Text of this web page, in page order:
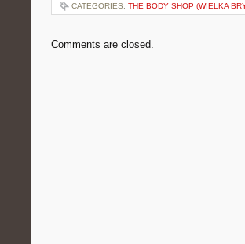
CATEGORIES: THE BODY SHOP (WIELKA
Comments are closed.